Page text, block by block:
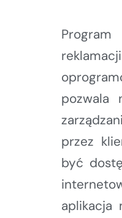
pozwala
przez
być
aplikacja